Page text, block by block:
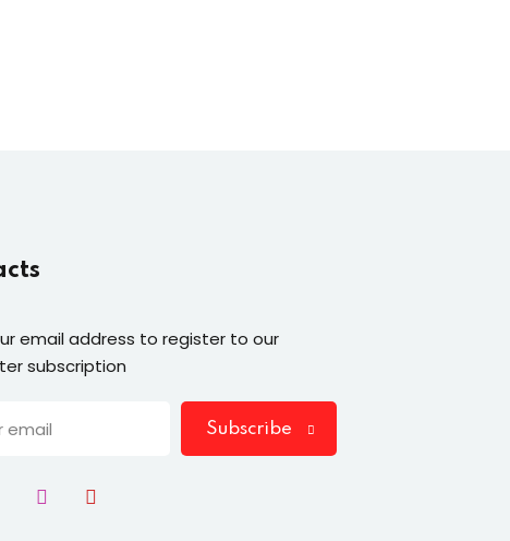
email address to register to our
subscription
Subscribe